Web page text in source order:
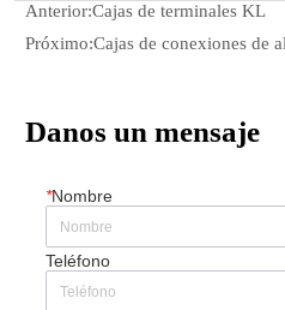
Anterior:Cajas de terminales KL
Próximo:Cajas de conexiones de
Danos un mensaje
*Nombre
Teléfono